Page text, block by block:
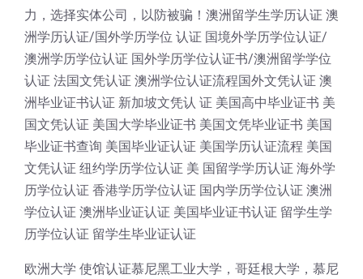
力，选择实体公司，以防被骗！澳洲留学生学历认证 澳
洲学历认证/国外学历学位 认证 国境外学历学位认证/
澳洲学历学位认证 国外学历学位认证书/澳洲留学学位
认证 法国文凭认证 澳洲学位认证流程国外文凭认证 澳
洲毕业证书认证 新加坡文凭认 证 美国高中毕业证书 美
国文凭认证 美国大学毕业证书 美国文凭毕业证书 美国
毕业证书查询 美国毕业证认证 美国学历认证流程 美国
文凭认证 纽约学历学位认证 美 国留学学历认证 海外学
历学位认证 香港学历学位认证 国内学历学位认证 澳洲
学位认证 澳洲毕业证认证 美国毕业证书认证 留学生学
历学位认证 留学生毕业证认证
欧洲大学 使馆认证慕尼黑工业大学，哥廷根大学，慕尼